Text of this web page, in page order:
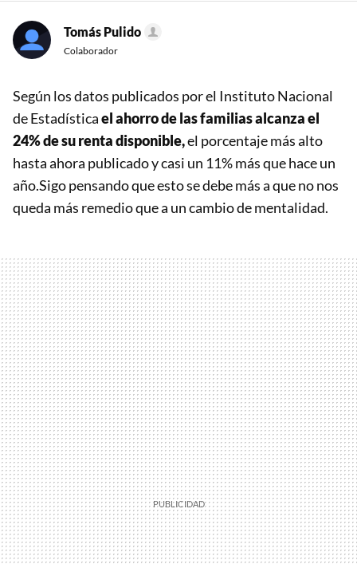
Tomás Pulido
Colaborador
Según los datos publicados por el Instituto Nacional
de Estadísticael ahorro de las familias alcanza el
24% de su renta disponible,el porcentaje más alto
hasta ahora publicado y casi un 11% más que hace un
año.Sigo pensando que esto se debe más a que no nos
queda más remedio que a un cambio de mentalidad.